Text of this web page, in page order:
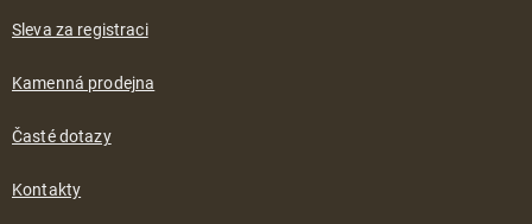
Sleva za registraci
Kamenná prodejna
Časté dotazy
Kontakty